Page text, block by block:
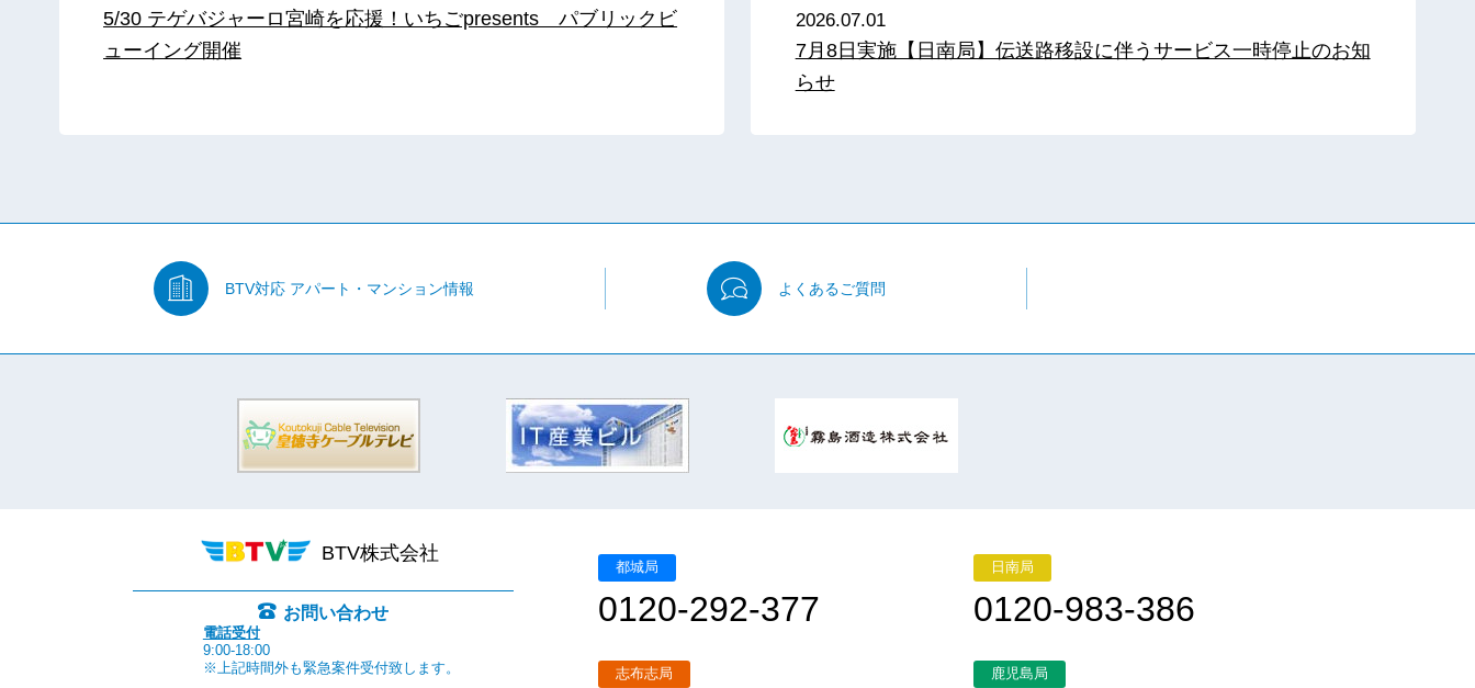
5/30 テゲバジャーロ宮崎を応援！いちごpresents パブリックビ
ューイング開催
2026.07.01
7月8日実施【日南局】伝送路移設に伴うサービス一時停止のお知
らせ
BTV対応 アパート・マンション情報 よくあるご質問
BTV株式会社
お問い合わせ
電話受付
9:00-18:00
※上記時間外も緊急案件受付致します。
都城局
0120-292-377
日南局
0120-983-386
志布志局 鹿児島局